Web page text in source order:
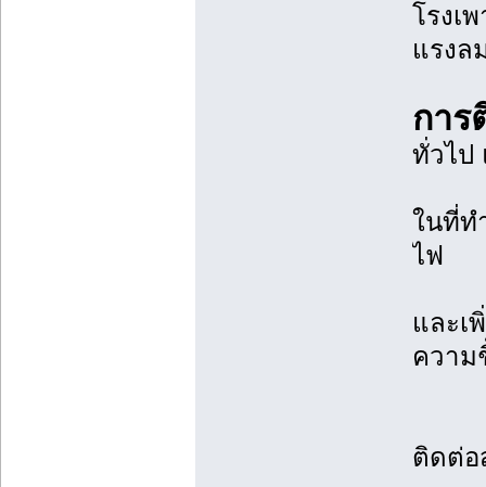
โรงเ
แรงล
การ
ทั่วไป
ในที่ท
ไฟ
และเ
ความ
ติดต่อ